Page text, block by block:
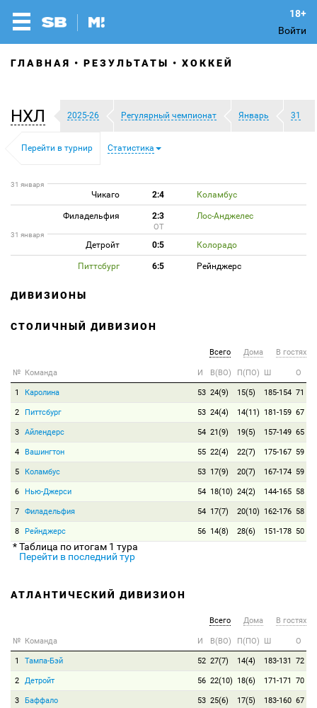
Войти
ГЛАВНАЯ РЕЗУЛЬТАТЫ ХОККЕЙ
НХЛ 2025-26 Регулярный чемпионат Январь 31
Перейти в турнир Статистика
31 января
Чикаго 2:4 Коламбус
Филадельфия 2:3 Лос-Анджелес
ОТ
31 января
Детройт 0:5 Колорадо
Питтсбург 6:5 Рейнджерс
ДИВИЗИОНЫ
СТОЛИЧНЫЙ ДИВИЗИОН
Всего Дома В гостях
№ Команда И В(ВО) П(ПО) Ш О
1 Каролина 53 24(9) 15(5) 185-154 71
2 Питтсбург 53 24(4) 14(11) 181-159 67
3 Айлендерс 54 21(9) 19(5) 157-149 65
4 Вашингтон 55 22(4) 22(7) 175-167 59
5 Коламбус 53 17(9) 20(7) 167-174 59
6 Нью-Джерси 54 18(10) 24(2) 144-165 58
7 Филадельфия 54 17(7) 20(10) 162-176 58
8 Рейнджерс 56 14(8) 28(6) 151-178 50
* Таблица по итогам 1 тура
Перейти в последний тур
АТЛАНТИЧЕСКИЙ ДИВИЗИОН
Всего Дома В гостях
№ Команда И В(ВО) П(ПО) Ш О
1 Тампа-Бэй 52 27(7) 14(4) 183-131 72
2 Детройт 56 22(10) 18(6) 171-171 70
3 Баффало 53 25(6) 17(5) 183-160 67